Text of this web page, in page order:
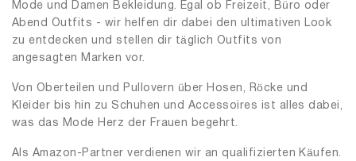
Mode und Damen Bekleidung. Egal ob Freizeit, Büro oder
Abend Outfits - wir helfen dir dabei den ultimativen Look
zu entdecken und stellen dir täglich Outfits von
angesagten Marken vor.
Von Oberteilen und Pullovern über Hosen, Röcke und
Kleider bis hin zu Schuhen und Accessoires ist alles dabei,
was das Mode Herz der Frauen begehrt.
Als Amazon-Partner verdienen wir an qualifizierten Käufen.